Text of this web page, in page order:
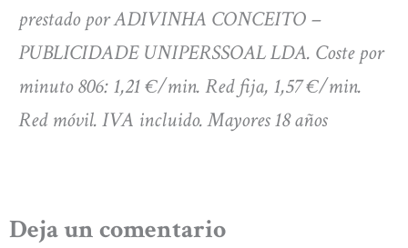
prestado por ADIVINHA CONCEITO –
PUBLICIDADE UNIPERSSOAL LDA. Coste por
minuto 806: 1,21 €/min. Red fija, 1,57 €/min.
Red móvil. IVA incluido. Mayores 18 años
Deja un comentario